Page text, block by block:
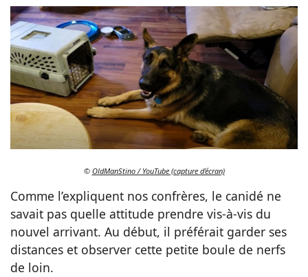
© OldManStino / YouTube (capture d'écran)
Comme l’expliquent nos confrères, le canidé ne
savait pas quelle attitude prendre vis-à-vis du
nouvel arrivant. Au début, il préférait garder ses
distances et observer cette petite boule de nerfs
de loin.